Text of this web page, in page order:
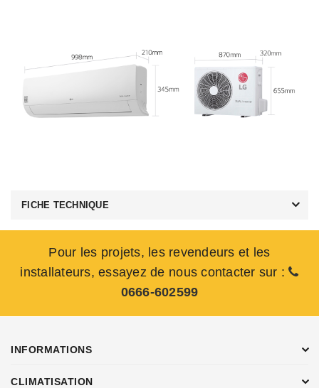
FICHE TECHNIQUE
Pour les projets, les revendeurs et les
installateurs, essayez de nous contacter sur :
0666-602599
INFORMATIONS
CLIMATISATION